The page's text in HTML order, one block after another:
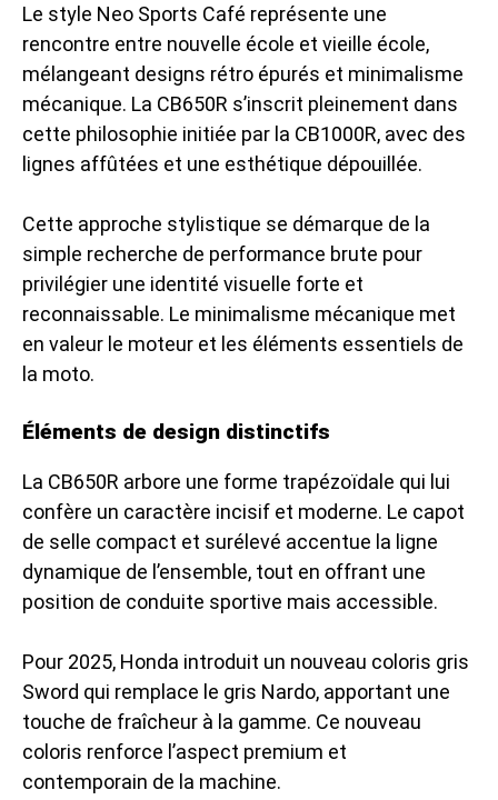
Le style Neo Sports Café représente une
rencontre entre nouvelle école et vieille école,
mélangeant designs rétro épurés et minimalisme
mécanique. La CB650R s’inscrit pleinement dans
cette philosophie initiée par la CB1000R, avec des
lignes affûtées et une esthétique dépouillée.
Cette approche stylistique se démarque de la
simple recherche de performance brute pour
privilégier une identité visuelle forte et
reconnaissable. Le minimalisme mécanique met
en valeur le moteur et les éléments essentiels de
la moto.
Éléments de design distinctifs
La CB650R arbore une forme trapézoïdale qui lui
confère un caractère incisif et moderne. Le capot
de selle compact et surélevé accentue la ligne
dynamique de l’ensemble, tout en offrant une
position de conduite sportive mais accessible.
Pour 2025, Honda introduit un nouveau coloris gris
Sword qui remplace le gris Nardo, apportant une
touche de fraîcheur à la gamme. Ce nouveau
coloris renforce l’aspect premium et
contemporain de la machine.